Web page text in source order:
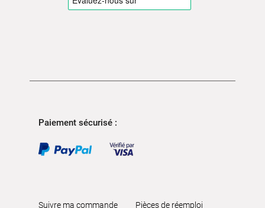
Paiement sécurisé :
Suivre ma commande
Pièces de réemploi